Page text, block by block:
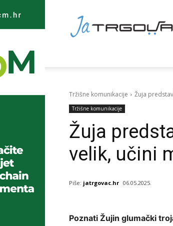
TRGOVAC
Tržišne komunikacije Žuja
Tržišne komunikacije
Žuja
velik, učini
Piše: jatrgovac.hr 06.05.2025.
Poznati Žujin glumački